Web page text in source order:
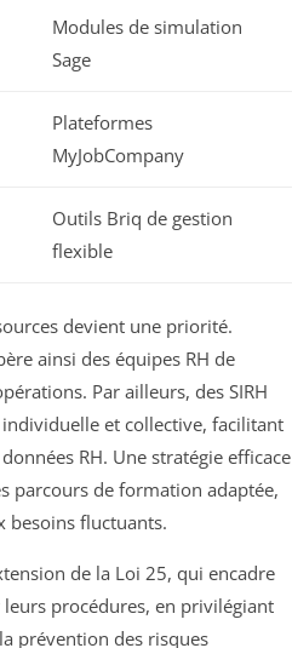
Modules de simulation
Sage
Plateformes
MyJobCompany
Outils Briq de gestion
flexible
devient une priorité.
ainsi des équipes RH de
Par ailleurs, des SIRH
et collective, facilitant
RH. Une stratégie efficace
parcours de formation adaptée,
besoins fluctuants.
de la Loi 25, qui encadre
procédures, en privilégiant
prévention des risques